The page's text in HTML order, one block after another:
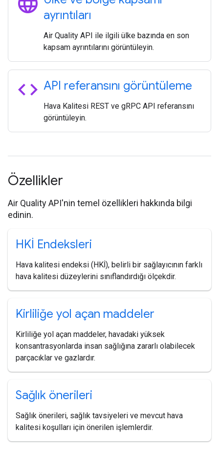
ayrıntıları
Air Quality API ile ilgili ülke bazında en son
kapsam ayrıntılarını görüntüleyin.
code API referansını görüntüleme
Hava Kalitesi REST ve gRPC API referansını
görüntüleyin.
Özellikler
Air Quality API'nin temel özellikleri hakkında bilgi
edinin.
HKİ Endeksleri
Hava kalitesi endeksi (HKİ), belirli bir sağlayıcının farklı
hava kalitesi düzeylerini sınıflandırdığı ölçekdir.
Kirliliğe yol açan maddeler
Kirliliğe yol açan maddeler, havadaki yüksek
konsantrasyonlarda insan sağlığına zararlı olabilecek
parçacıklar ve gazlardır.
Sağlık önerileri
Sağlık önerileri, sağlık tavsiyeleri ve mevcut hava
kalitesi koşulları için önerilen işlemlerdir.